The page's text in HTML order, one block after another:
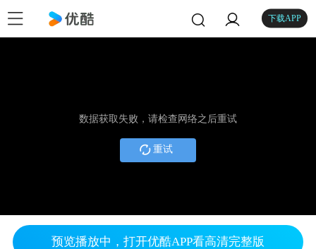
下载APP
数据获取失败，请检查网络之后重试
重试
预览播放中，打开优酷APP看高清完整版